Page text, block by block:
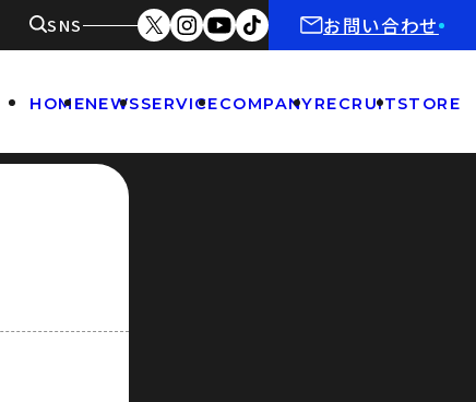
SNS お問い合わせ
HOMENEWSSERVICECOMPANYRECRUITSTORE